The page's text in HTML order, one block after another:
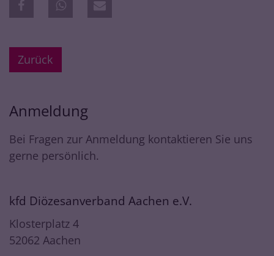
Zurück
Anmeldung
Bei Fragen zur Anmeldung kontaktieren Sie uns
gerne persönlich.
kfd Diözesanverband Aachen e.V.
Klosterplatz 4
52062 Aachen